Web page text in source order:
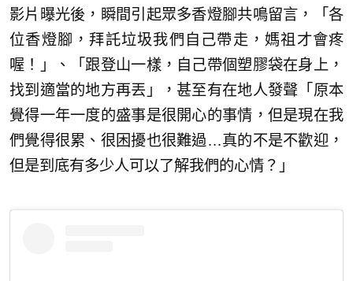
影片曝光後，瞬間引起眾多香燈腳共鳴留言，「各
位香燈腳，拜託垃圾我們自己帶走，媽祖才會疼
喔！」、「跟登山一樣，自己帶個塑膠袋在身上，
找到適當的地方再丟」，甚至有在地人發聲「原本
覺得一年一度的盛事是很開心的事情，但是現在我
們覺得很累、很困擾也很難過…真的不是不歡迎，
但是到底有多少人可以了解我們的心情？」